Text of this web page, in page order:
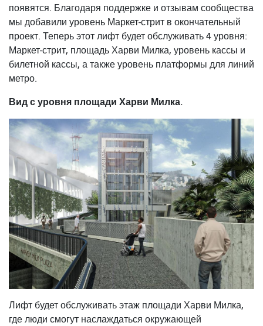
появятся. Благодаря поддержке и отзывам сообщества
мы добавили уровень Маркет-стрит в окончательный
проект. Теперь этот лифт будет обслуживать 4 уровня:
Маркет-стрит, площадь Харви Милка, уровень кассы и
билетной кассы, а также уровень платформы для линий
метро.
Вид с уровня площади Харви Милка.
Лифт будет обслуживать этаж площади Харви Милка,
где люди смогут наслаждаться окружающей